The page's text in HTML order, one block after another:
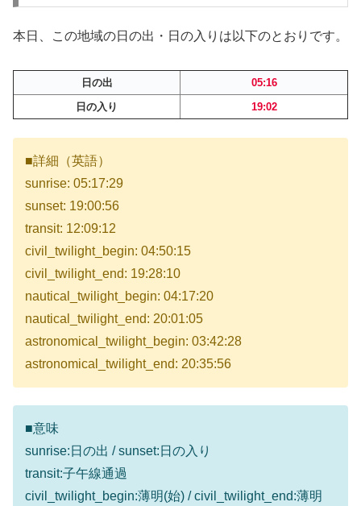
本日、この地域の日の出・日の入りは以下のとおりです。
日の出
05:16
日の入り
19:02
■詳細（英語）
sunrise: 05:17:29
sunset: 19:00:56
transit: 12:09:12
civil_twilight_begin: 04:50:15
civil_twilight_end: 19:28:10
nautical_twilight_begin: 04:17:20
nautical_twilight_end: 20:01:05
astronomical_twilight_begin: 03:42:28
astronomical_twilight_end: 20:35:56
■意味
sunrise:日の出 / sunset:日の入り
transit:子午線通過
civil_twilight_begin:薄明(始) / civil_twilight_end:薄明